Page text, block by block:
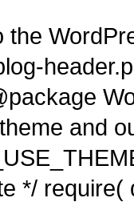
the
and
*/